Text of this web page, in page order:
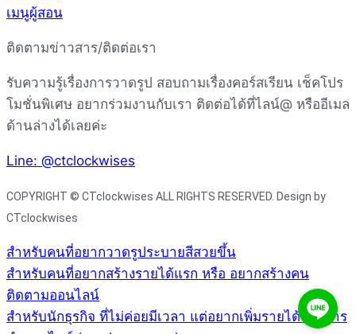
เมนูผู้สอน
ติดตามข่าวสาร/ติดต่อเรา
รับความรู้เรื่องการวาดรูป สอบถามเรื่องคอร์สเรียน เช็คโปร
โมชั่นพิเศษ อยากร่วมงานกับเรา ติดต่อได้ที่ไลน์@ หรืออีเมล
ด้านล่างได้เลยค่ะ
Line: @ctclockwises
COPYRIGHT © CTclockwises ALL RIGHTS RESERVED. Design by
CTclockwises
สำหรับคนที่อยากวาดรูประบายสีสวยขึ้น
สำหรับคนที่อยากสร้างรายได้แรก หรือ อยากสร้างคน
ติดตามออนไลน์
สำหรับนักธุรกิจ ที่ไม่ค่อยมีเวลา แต่อยากเพิ่มรายได้จากการ